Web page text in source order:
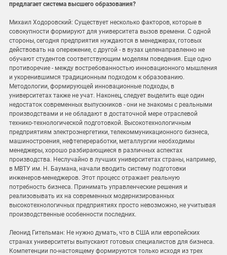
предлагает система высшего образования?
Михаил Ходоровский: Существует несколько факторов, которые в
совокупности формируют для университета вызов времени. С одной
стороны, сегодня предприятия нуждаются в менеджерах, готовых
действовать на опережение, с другой - в вузах целенаправленно не
обучают студентов соответствующим моделям поведения. Еще одно
противоречие - между востребованностью инновационного мышления
и укоренившимся традиционным подходом к образованию.
Методологии, формирующей инновационные подходы, в
университетах также не учат. Наконец, следует выделить еще один
недостаток современных выпускников - они не знакомы с реальными
производствами и не обладают в достаточной мере отраслевой
технико-технологической подготовкой. Высокотехнологичным
предприятиям электроэнергетики, телекоммуникационного бизнеса,
машиностроения, нефтепереработки, металлургии необходимы
менеджеры, хорошо разбирающиеся в различных аспектах
производства. Неслучайно в лучших университетах страны, например,
в МВТУ им. Н. Баумана, начали вводить систему подготовки
инженеров-менеджеров. Этот процесс отражает реальную
потребность бизнеса. Принимать управленческие решения и
реализовывать их на современных модернизированных
высокотехнологичных предприятиях просто невозможно, не учитывая
производственные особенности последних.
Леонид Гительман: Не нужно думать, что в США или европейских
странах университеты выпускают готовых специалистов для бизнеса.
Компетенции по-настоящему формируются только исходя из трех